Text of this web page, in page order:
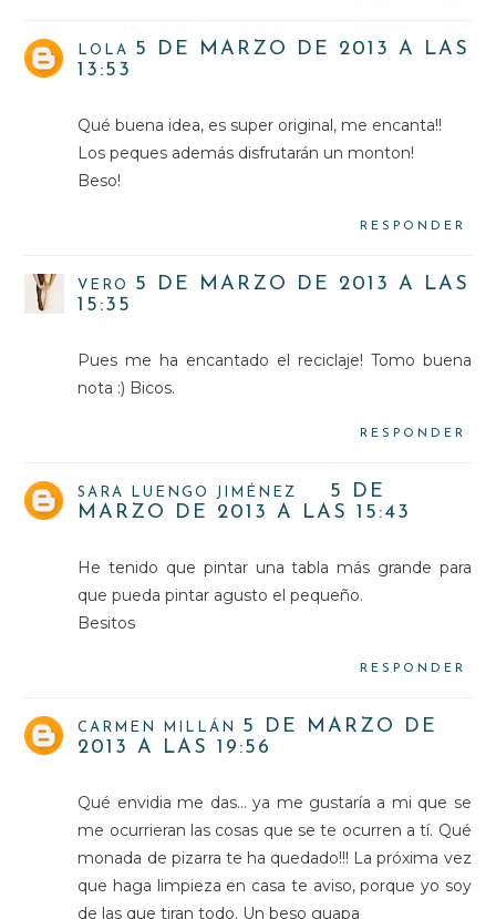
LOLA
5 DE MARZO DE 2013 A LAS
13:53
Qué buena idea, es super original, me encanta!!
Los peques además disfrutarán un monton!
Beso!
RESPONDER
VERO
5 DE MARZO DE 2013 A LAS
15:35
Pues me ha encantado el reciclaje! Tomo buena
nota :) Bicos.
RESPONDER
SARA LUENGO JIMÉNEZ
5 DE
MARZO DE 2013 A LAS 15:43
He tenido que pintar una tabla más grande para
que pueda pintar agusto el pequeño.
Besitos
RESPONDER
CARMEN MILLÁN
5 DE MARZO DE
2013 A LAS 19:56
Qué envidia me das... ya me gustaría a mi que se
me ocurrieran las cosas que se te ocurren a tí. Qué
monada de pizarra te ha quedado!!! La próxima vez
que haga limpieza en casa te aviso, porque yo soy
de las que tiran todo. Un beso guapa